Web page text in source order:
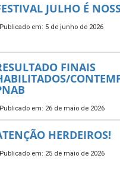
JULHO É
Publicado em: 5 de junho de 2026
FINAIS
Publicado em: 26 de maio de 2026
HERDEIROS!
Publicado em: 25 de maio de 2026